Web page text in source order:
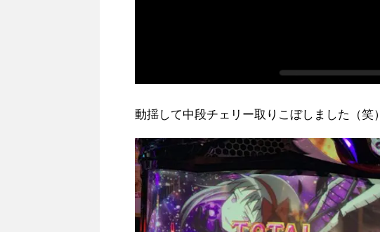
動揺して中段チェリー取りこぼしました（笑）